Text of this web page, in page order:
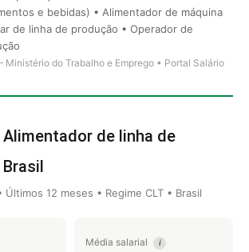
e bebidas) • Alimentador de máquina
de linha de produção • Operador de
Ministério do Trabalho e Emprego • Portal Salário
Alimentador de linha de
Últimos 12 meses • Regime CLT • Brasil
Média salarial i